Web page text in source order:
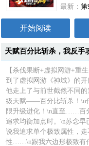
最新：第
魔兄，对
开始阅读
天赋百分比斩杀，我反手
说简介
【杀伐果断+虚拟网游+重
到了虚拟网游《神域》的
他走上了与前世截然不同
级天赋——百分比斩杀！\n
限升级进化！\n直至……百
追求均衡加点时。\n苏念
说我追求单个极致属性，
性……\n跟我六边形极致有